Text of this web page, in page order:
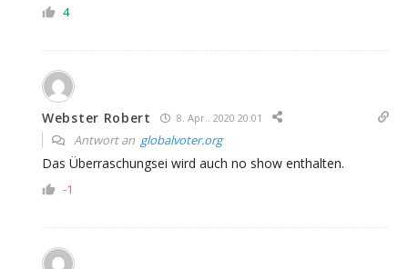
4
Webster Robert 8. Apr.. 2020 20:01
Antwort an globalvoter.org
Das Überraschungsei wird auch no show enthalten.
-1